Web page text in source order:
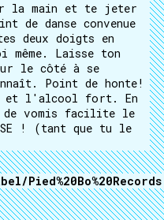
la main et te jeter
de danse convenue
deux doigts en
Laisse ton
le côté à se
Point de honte!
et l'alcool fort. En
de vomis facilite le
! (tant que tu le
Pied%20Bo%20Records